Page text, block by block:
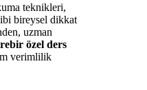
teknikleri,
bireysel dikkat
uzman
özel ders
verimlilik